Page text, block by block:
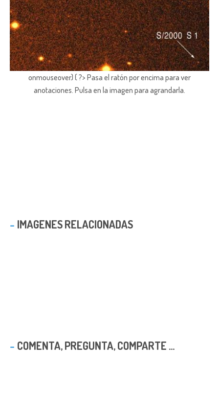
onmouseover) { ?> Pasa el ratón por encima para ver
anotaciones. Pulsa en la imagen para agrandarla.
IMAGENES RELACIONADAS
COMENTA, PREGUNTA, COMPARTE ...